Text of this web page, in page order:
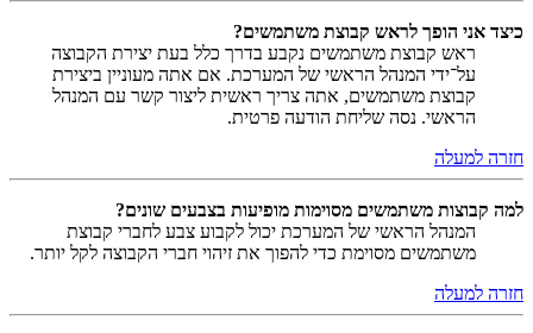
כיצד אני הופך לראש קבוצת משתמשים?
ראש קבוצת משתמשים נקבע בדרך כלל בעת יצירת הקבוצה
על־ידי המנהל הראשי של המערכת. אם אתה מעוניין ביצירת
קבוצת משתמשים, אתה צריך ראשית ליצור קשר עם המנהל
הראשי. נסה שליחת הודעה פרטית.
חזרה למעלה
למה קבוצות משתמשים מסוימות מופיעות בצבעים שונים?
המנהל הראשי של המערכת יכול לקבוע צבע לחברי קבוצת
משתמשים מסוימת כדי להפוך את זיהוי חברי הקבוצה לקל יותר.
חזרה למעלה